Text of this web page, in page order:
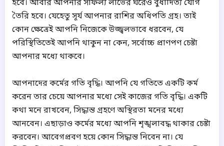
হবে। আবার আপনার সাফল্য লাভের ঘরেও বুধাদিত্য যোগ
তৈরি হবে। যেহেতু সূর্য আপনার রাশির অধিপতি গ্রহ। তাই
কোন ক্ষেত্রেই আপনি নিজেকে উজ্জ্বলভাবে ধরবেন, যে
পরিস্থিতিতেই আপনি থাকুন না কেন, সর্বোচ্চ প্রাণপণ চেষ্টা
আপনার মধ্যে থাকবে।
আপনাদের কর্মের গতি বৃদ্ধি। আপনি যে গতিতে একটি কর্ম
করেন তার চেয়ে আপনার মধ্যে সেই কাজের গতি বৃদ্ধি। একটি
কথা মনে রাখবেন, সিদ্ধান্ত গ্রহণে অস্থিরতা মনের মধ্যে
আনবেন। এছাড়াও কর্মের মধ্যে আপনি শৃঙ্খলাবদ্ধ থাকার চেষ্টা
করবেন। আবেগপ্রবণ হয়ে কোন সিদ্ধান্ত নিবেন না। যে